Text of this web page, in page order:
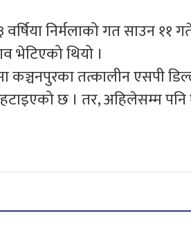
निर्मलाको गत साउन ११
भेटिएको थियो ।
कञ्चनपुरका तत्कालीन एसपी
हटाइएको छ । तर, अहिलेसम्म